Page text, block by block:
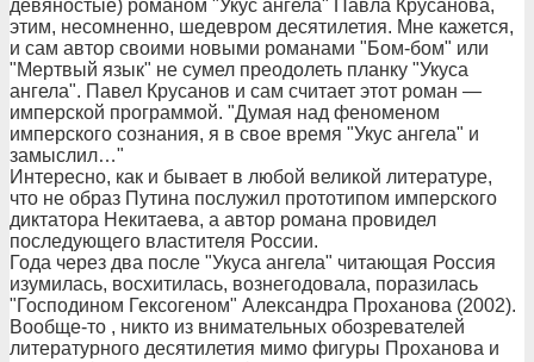
девяностые) романом "Укус ангела" Павла Крусанова,
этим, несомненно, шедевром десятилетия. Мне кажется,
и сам автор своими новыми романами "Бом-бом" или
"Мертвый язык" не сумел преодолеть планку "Укуса
ангела". Павел Крусанов и сам считает этот роман —
имперской программой. "Думая над феноменом
имперского сознания, я в свое время "Укус ангела" и
замыслил…"
Интересно, как и бывает в любой великой литературе,
что не образ Путина послужил прототипом имперского
диктатора Некитаева, а автор романа провидел
последующего властителя России.
Года через два после "Укуса ангела" читающая Россия
изумилась, восхитилась, вознегодовала, поразилась
"Господином Гексогеном" Александра Проханова (2002).
Вообще-то , никто из внимательных обозревателей
литературного десятилетия мимо фигуры Проханова и